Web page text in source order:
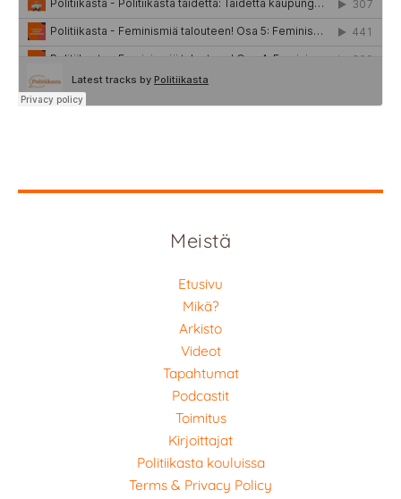
Meistä
Etusivu
Mikä?
Arkisto
Videot
Tapahtumat
Podcastit
Toimitus
Kirjoittajat
Politiikasta kouluissa
Terms & Privacy Policy